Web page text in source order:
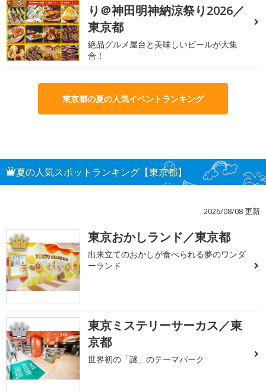
り＠神田明神納涼祭り2026／
東京都
絶品グルメ屋台と美味しいビールが大集
合！
東京都の夏の人気イベントランキング
夏の人気スポットランキング【東京都】
2026/08/08 更新
1 東京おかしランド／東京都
出来立てのおかしが食べられる夢のワンダ
ーランド
2
東京ミステリーサーカス／東
京都
世界初の「謎」のテーマパーク